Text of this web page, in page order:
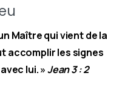
Maître qui vient de la
accomplir les signes
lui. »Jean 3 : 2